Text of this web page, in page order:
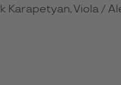
Viola /